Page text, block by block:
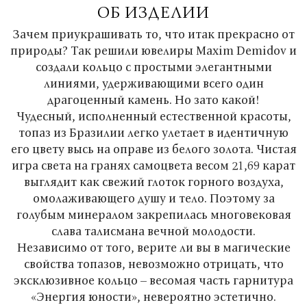
ОБ ИЗДЕЛИИ
Зачем приукрашивать то, что итак прекрасно от
природы? Так решили ювелиры Maxim Demidov и
создали кольцо с простыми элегантными
линиями, удерживающими всего один
драгоценный камень. Но зато какой!
Чудесный, исполненный естественной красоты,
топаз из Бразилии легко улетает в идентичную
его цвету высь на оправе из белого золота. Чистая
игра света на гранях самоцвета весом 21,69 карат
выглядит как свежий глоток горного воздуха,
омолаживающего душу и тело. Поэтому за
голубым минералом закрепилась многовековая
слава талисмана вечной молодости.
Независимо от того, верите ли вы в магические
свойства топазов, невозможно отрицать, что
эксклюзивное кольцо – весомая часть гарнитура
«Энергия юности», невероятно эстетично.